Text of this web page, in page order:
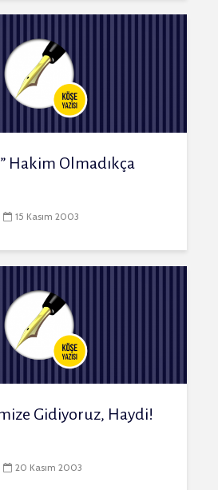
Hakim Olmadıkça
15 Kasım 2003
Gidiyoruz, Haydi!
20 Kasım 2003